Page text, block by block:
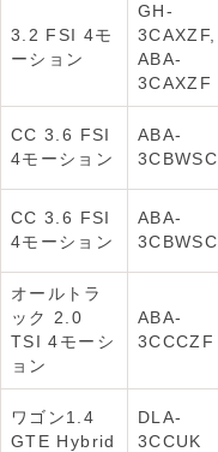
3.2 FSI 4モ
ーション
GH-
3CAXZF,
ABA-
3CAXZF
CC 3.6 FSI
4モーション
ABA-
3CBWSC
CC 3.6 FSI
4モーション
ABA-
3CBWSC
オールトラ
ック 2.0
TSI 4モーシ
ョン
ABA-
3CCCZF
ワゴン1.4
GTE Hybrid
DLA-
3CCUK